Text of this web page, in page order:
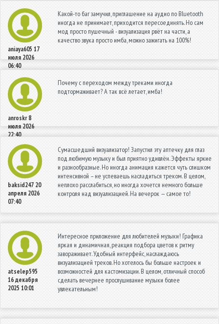
aniaya605 17
июля 2026
06:40
Какой-то баг замучил, приглашение на аудио по Bluetooth
иногда не принимает, приходится пересоединять. Но сам
мод просто пушечный - визуализация рвёт на части, а
качество звука просто имба, можно зажигать на 100%!
anroskr 8
июля 2026
22:40
Почему с переходом между треками иногда
подтормаживает? А так всё летает, имба!
baksid247 20
апреля 2026
07:40
Сумасшедший визуализатор! Запустил эту аптечку для глаз
под любимую музыку и был приятно удивлён. Эффекты яркие
и разнообразные. Но иногда анимация кажется чуть слишком
интенсивной – не успеваешь насладиться треком. В целом,
неплохо расслабиться, но иногда хочется немного больше
контроля над визуализацией. На вечерок — самое то!
atselep595
16 декабря
2025 10:01
Интересное приложение для любителей музыки! Графика
яркая и динамичная, реакция подбора цветов к ритму
завораживает. Удобный интерфейс, наслаждаюсь
визуализацией треков. Но хотелось бы больше настроек и
возможностей для кастомизации. В целом, отличный способ
сделать вечернее прослушивание музыки более
увлекательным!